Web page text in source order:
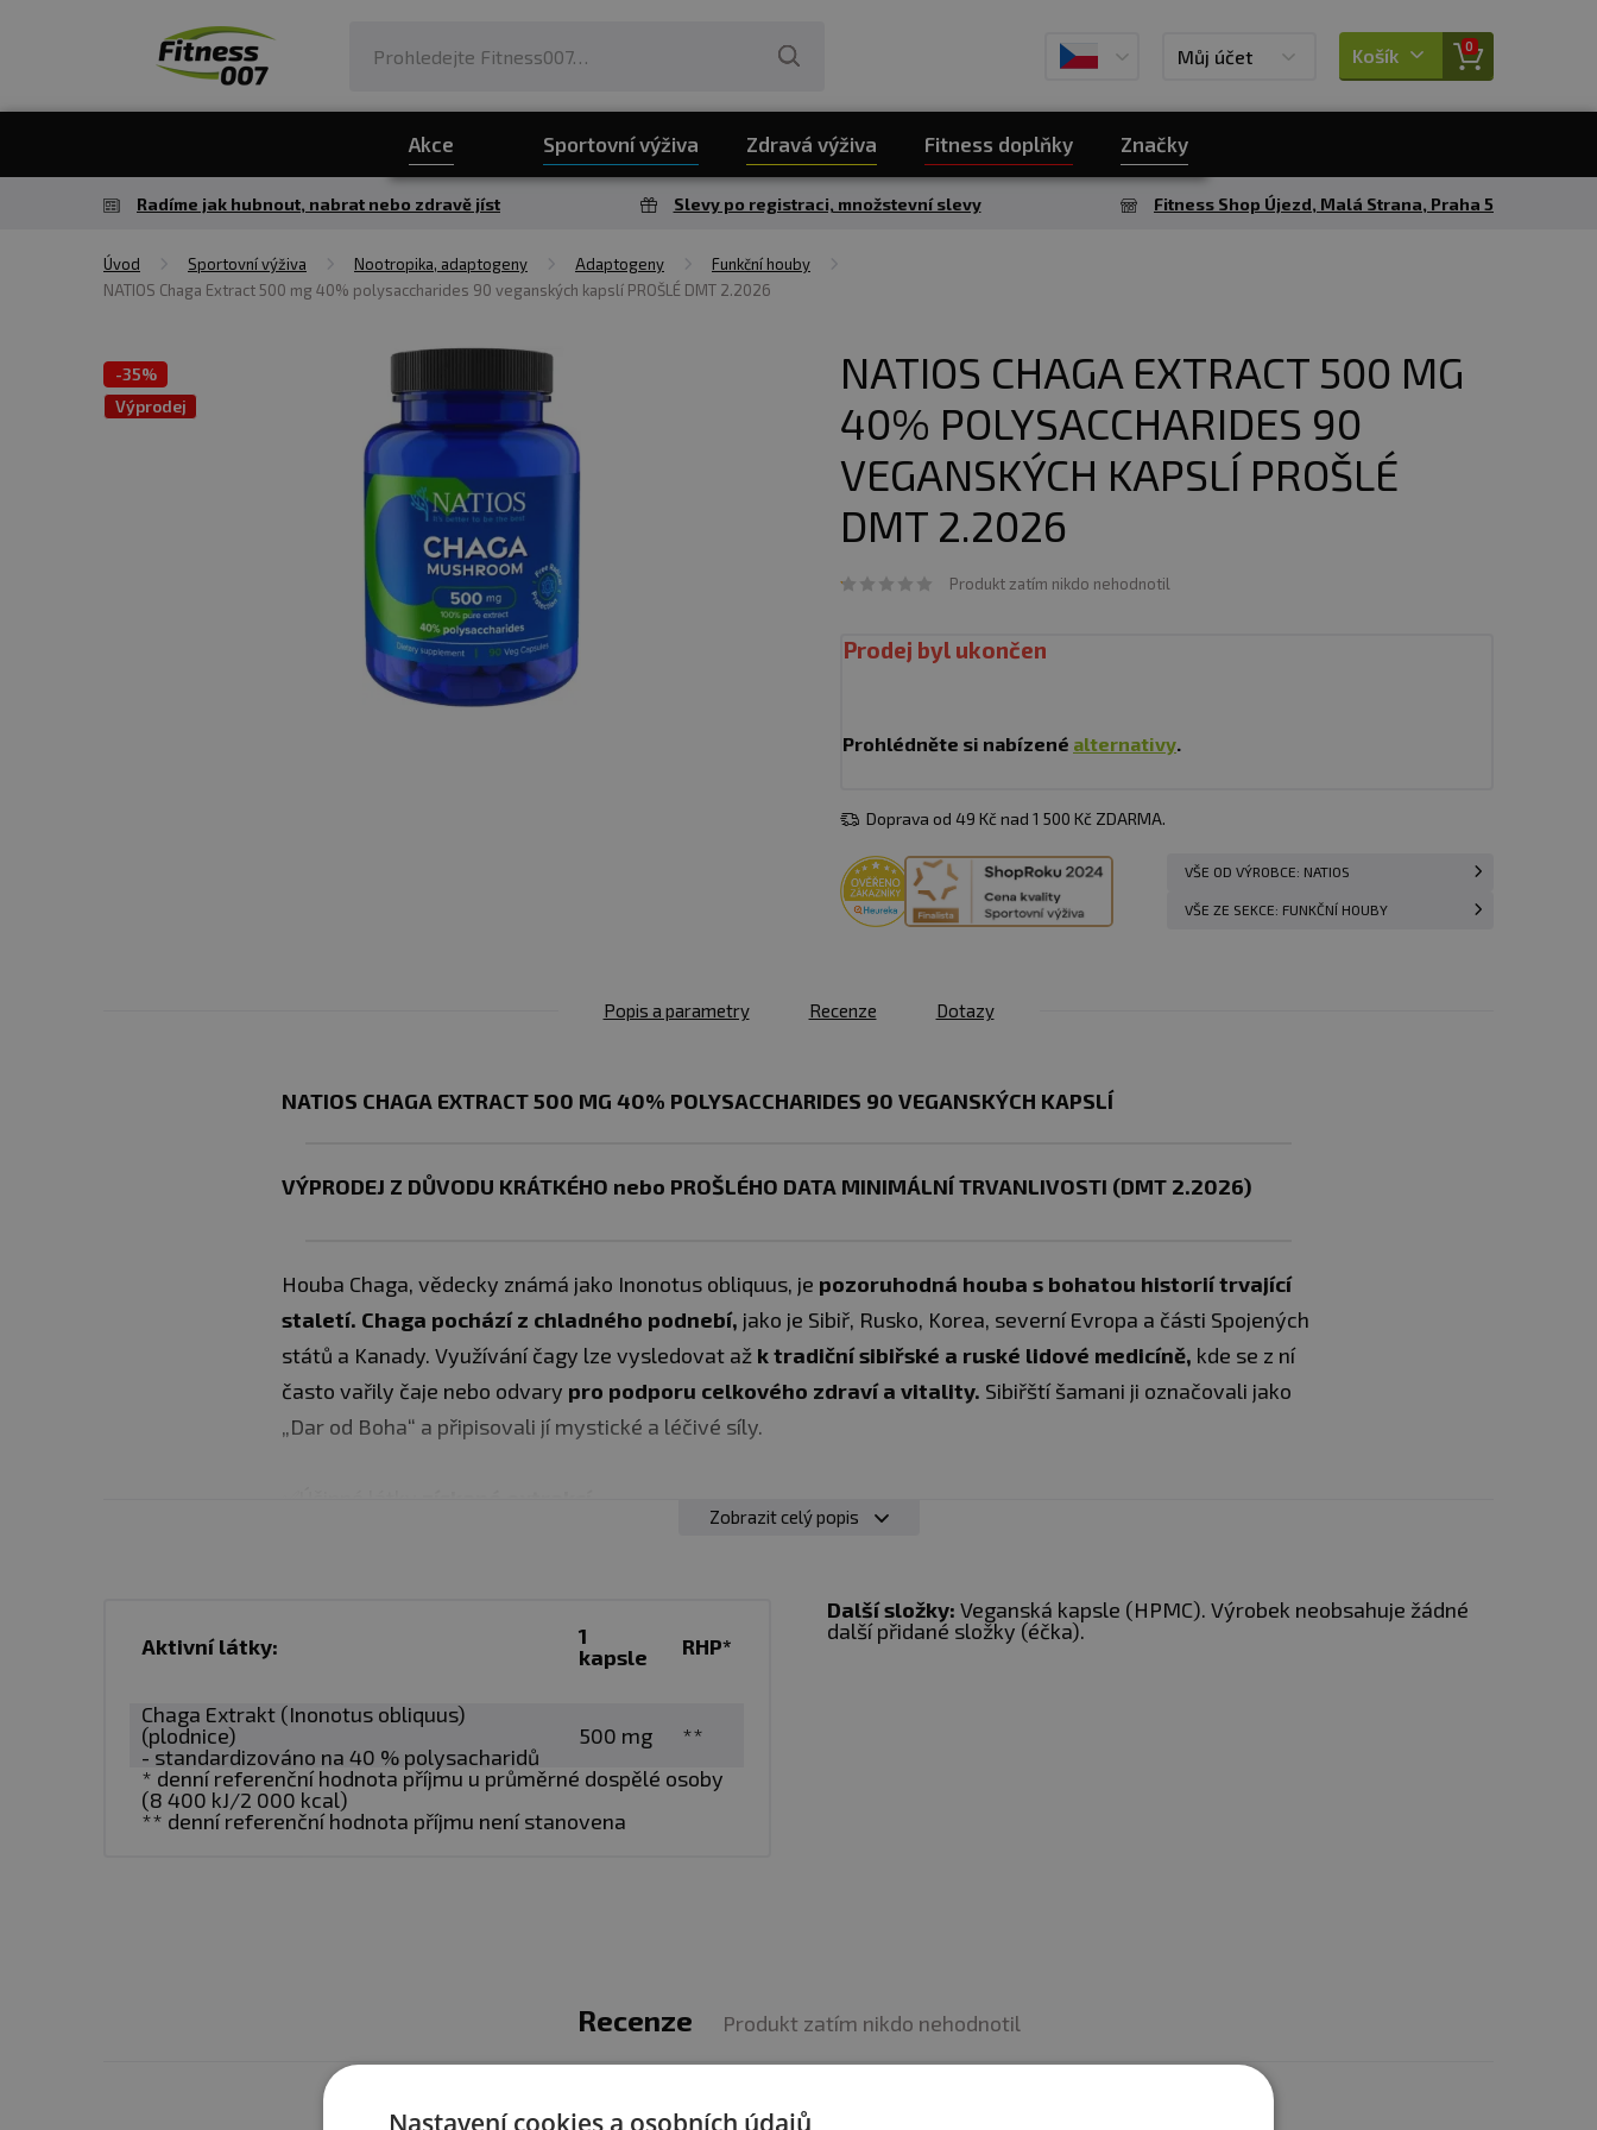
Můj účet Košík 0
Akce Sportovní výživa Zdravá výživa Fitness doplňky Značky
Radíme jak hubnout, nabrat nebo zdravě jíst Slevy po registraci, množstevní slevy Fitness Shop Újezd, Malá Strana, Praha 5
Úvod Sportovní výživa Nootropika, adaptogeny Adaptogeny
Funkční houby
NATIOS Chaga Extract 500 mg 40% polysaccharides 90 veganských kapslí PROŠLÉ DMT 2.2026
-35%
Výprodej
NATIOS CHAGA EXTRACT 500 MG
40% POLYSACCHARIDES 90
VEGANSKÝCH KAPSLÍ PROŠLÉ
DMT 2.2026
Produkt zatím nikdo nehodnotil
Prodej byl ukončen
Prohlédněte si nabízené alternativy.
Doprava od 49 Kč nad 1 500 Kč ZDARMA.
VŠE OD VÝROBCE: NATIOS
VŠE ZE SEKCE: FUNKČNÍ HOUBY
Popis a parametry Recenze Dotazy
NATIOS CHAGA EXTRACT 500 MG 40% POLYSACCHARIDES 90 VEGANSKÝCH KAPSLÍ
VÝPRODEJ Z DŮVODU KRÁTKÉHO nebo PROŠLÉHO DATA MINIMÁLNÍ TRVANLIVOSTI (DMT 2.2026)
Houba Chaga, vědecky známá jako Inonotus obliquus, je pozoruhodná houba s bohatou historií trvající
staletí. Chaga pochází z chladného podnebí, jako je Sibiř, Rusko, Korea, severní Evropa a části Spojených
států a Kanady. Využívání čagy lze vysledovat až k tradiční sibiřské a ruské lidové medicíně, kde se z ní
často vařily čaje nebo odvary pro podporu celkového zdraví a vitality. Sibiřští šamani ji označovali jako
„Dar od Boha“ a připisovali jí mystické a léčivé síly.
Účinná dávka obsažena v 1 kapsli
nestravitelné látky ani éčka
✅Vegan a GMO-free
Tento doplněk Chaga značky Natios nabízívelmi silný extrakt z plodnice.
houbě Chaga jsoupolysacharidy (zejména Beta 1-3-D-glukany).
kapsle, prochází extrakt dalšími kroky výroby, které jsou kontrolovány.
Dávkování:
Zobrazit celý popis
Aktivní látky:
1
kapsle
RHP*
Chaga Extrakt (Inonotus obliquus)
(plodnice)
- standardizováno na 40 % polysacharidů
500 mg
**
* denní referenční hodnota příjmu u průměrné dospělé osoby
(8 400 kJ/2 000 kcal)
** denní referenční hodnota příjmu není stanovena
Další složky: Veganská kapsle (HPMC). Výrobek neobsahuje žádné
další přidané složky (éčka).
Recenze Produkt zatím nikdo nehodnotil
Máte s produktem zkušenost? Napište recenzi a pomozte tak ostatním
Nastavení cookies a osobních údajů